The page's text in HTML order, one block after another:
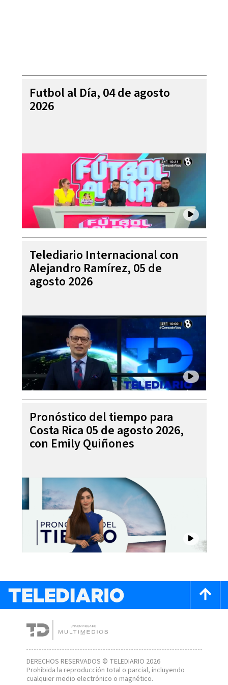
Futbol al Día, 04 de agosto
2026
Telediario Internacional con
Alejandro Ramírez, 05 de
agosto 2026
Pronóstico del tiempo para
Costa Rica 05 de agosto 2026,
con Emily Quiñones
DERECHOS RESERVADOS © TELEDIARIO 2026
Prohibida la reproducción total o parcial, incluyendo
cualquier medio electrónico o magnético.